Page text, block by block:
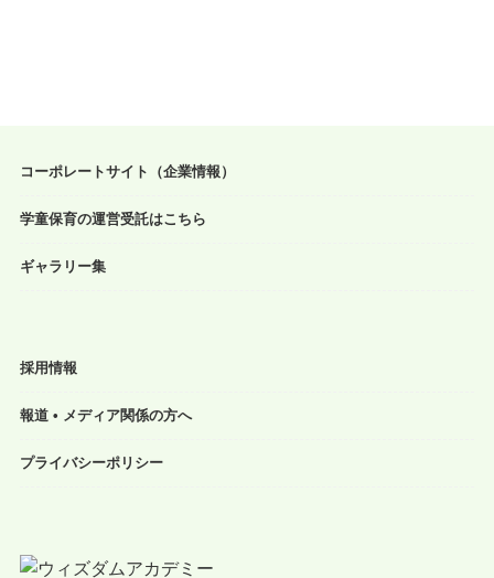
コーポレートサイト（企業情報）
学童保育の運営受託はこちら
ギャラリー集
採用情報
報道 • メディア関係の方へ
プライバシーポリシー